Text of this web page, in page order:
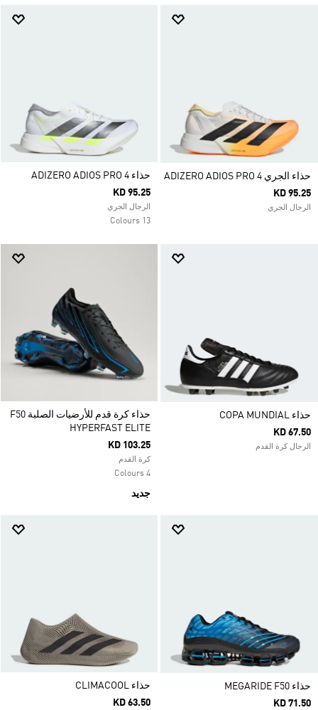
حذاء الجري ADIZERO ADIOS PRO 4
KD 95.25
الرجال الجري
حذاء ADIZERO ADIOS PRO 4
KD 95.25
الرجال الجري
13 Colours
حذاء COPA MUNDIAL
KD 67.50
الرجال كرة القدم
حذاء كرة قدم للأرضيات الصلبة F50
HYPERFAST ELITE
KD 103.25
كرة القدم
4 Colours
جديد
حذاء MEGARIDE F50
KD 71.50
حذاء CLIMACOOL
KD 63.50